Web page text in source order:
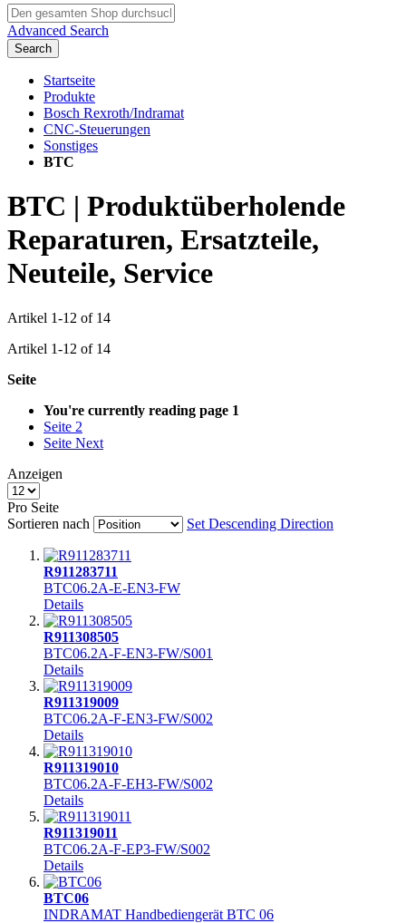
Advanced Search
Search
Startseite
Produkte
Bosch Rexroth/Indramat
CNC-Steuerungen
Sonstiges
BTC
BTC | Produktüberholende
Reparaturen, Ersatzteile,
Neuteile, Service
Artikel 1-12 of 14
Artikel 1-12 of 14
Seite
You're currently reading page 1
Seite 2
Seite Next
Anzeigen
Pro Seite
Sortieren nach
Set Descending Direction
R911283711
BTC06.2A-E-EN3-FW
Details
R911308505
BTC06.2A-F-EN3-FW/S001
Details
R911319009
BTC06.2A-F-EN3-FW/S002
Details
R911319010
BTC06.2A-F-EH3-FW/S002
Details
R911319011
BTC06.2A-F-EP3-FW/S002
Details
BTC06
INDRAMAT Handbediengerät BTC 06